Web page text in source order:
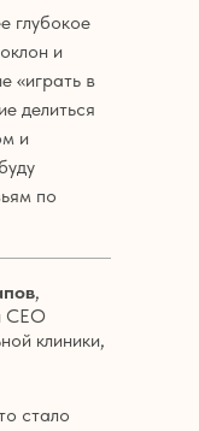
глубокое
и
«играть в
делиться
и
по
стало
,
СЕО
клиники,